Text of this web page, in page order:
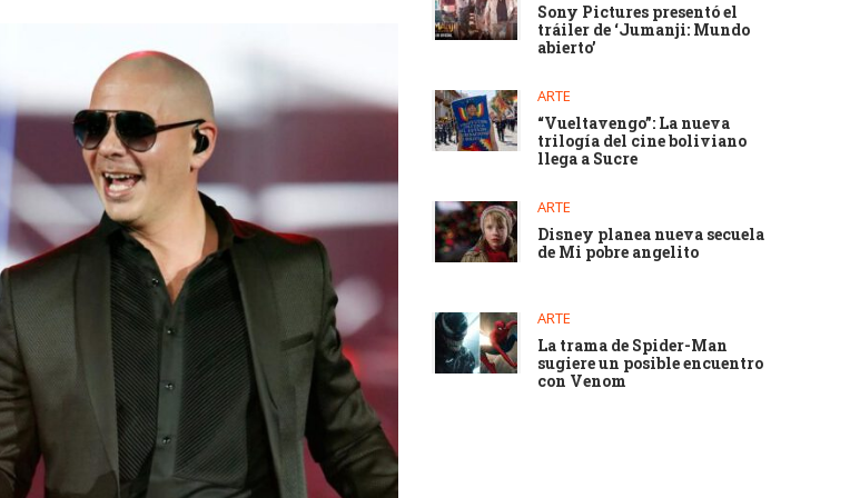
Sony Pictures presentó el
tráiler de ‘Jumanji: Mundo
abierto’
ARTE
“Vueltavengo”: La nueva
trilogía del cine boliviano
llega a Sucre
ARTE
Disney planea nueva secuela
de Mi pobre angelito
ARTE
La trama de Spider-Man
sugiere un posible encuentro
con Venom